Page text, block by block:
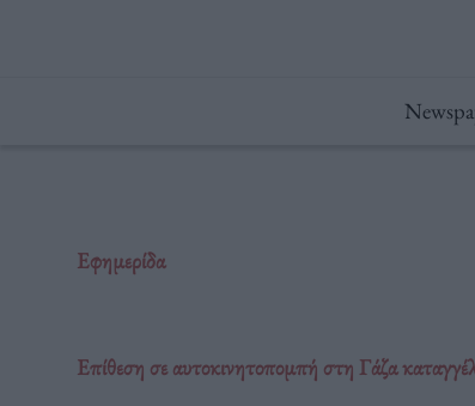
Εφημερίδα
Επίθεση σε αυτοκινητοπομπή στη Γάζα